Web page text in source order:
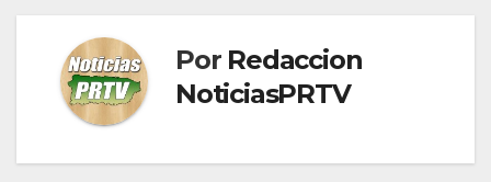
Por Redaccion
NoticiasPRTV